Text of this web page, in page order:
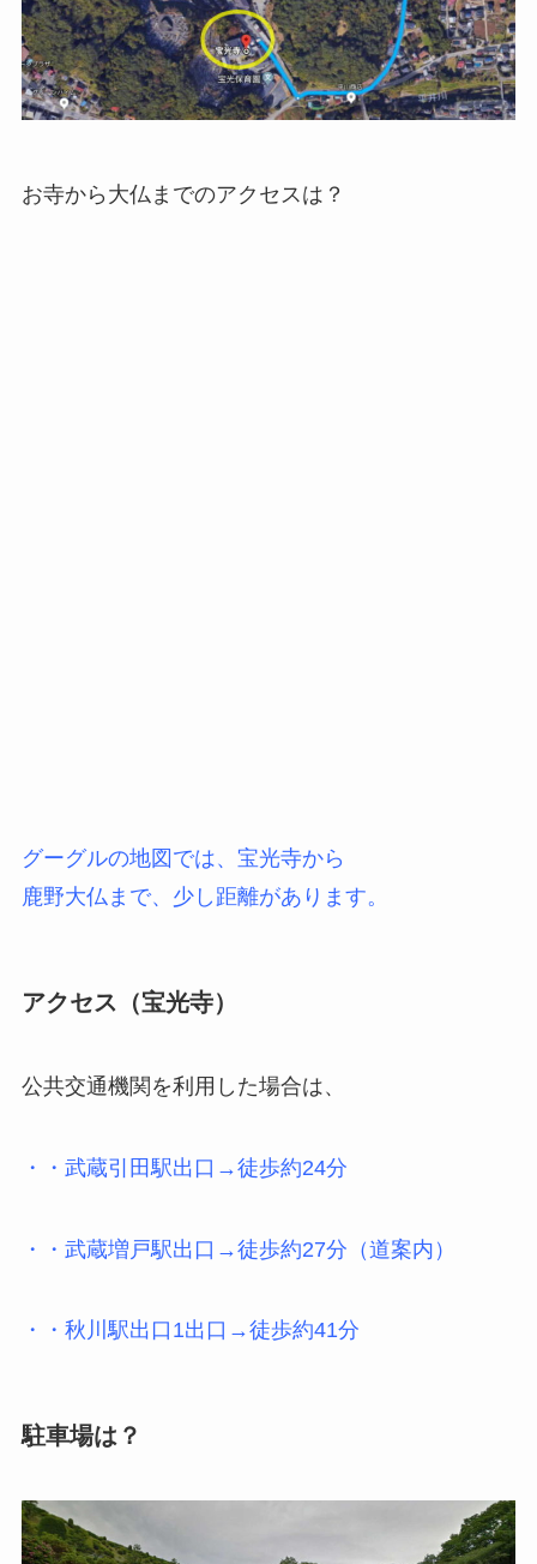
お寺から大仏までのアクセスは？
グーグルの地図では、宝光寺から
鹿野大仏まで、少し距離があります。
アクセス（宝光寺）
公共交通機関を利用した場合は、
・・武蔵引田駅出口→徒歩約24分
・・武蔵増戸駅出口→徒歩約27分（道案内）
・・秋川駅出口1出口→徒歩約41分
駐車場は？